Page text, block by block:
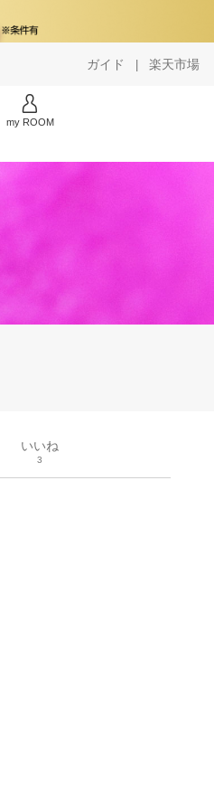
ガイド | 楽天市場
my ROOM
いいね
3